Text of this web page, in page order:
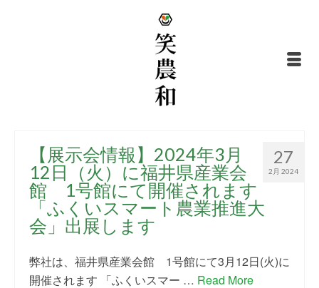
27
2月 2024
【展示会情報】2024年3月
12日（火）に福井県産業会
館 1号館にて開催されます
「ふくいスマート農業推進大
会」出展します
弊社は、福井県産業会館 1号館にて3月12日(火)に
開催されます 「ふくいスマー … Read More